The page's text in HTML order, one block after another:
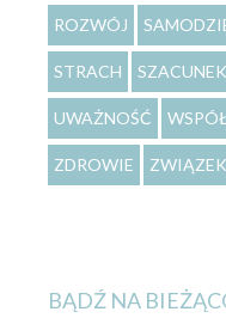
ROZWÓJ
STRACH SZACUNEK
UWAŻNOŚĆ
ZDROWIE ZWIĄZEK
BĄDŹ NA